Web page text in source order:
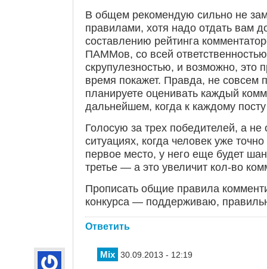
В общем рекомендую сильно не
правилами, хотя надо отдать вам
составлению рейтинга
ПАММов, со всей
скрупулезностью, и возможно, это
время покажет. Правда, не совсем
планируете оценивать каждый
дальнейшем, когда к каждому
Голосую за трех победителей, а не
ситуациях, когда человек уже
первое место, у него еще будет
третье — а это увеличит кол-во
Прописать общие правила
конкурса — поддерживаю,
Ответить
Mix 30.09.2013 - 12:19